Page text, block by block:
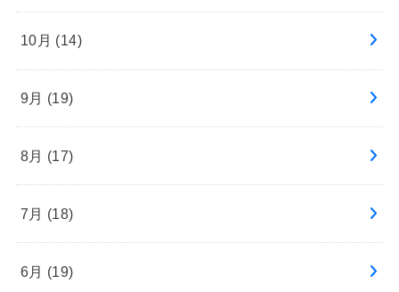
10月 (14)
9月 (19)
8月 (17)
7月 (18)
6月 (19)